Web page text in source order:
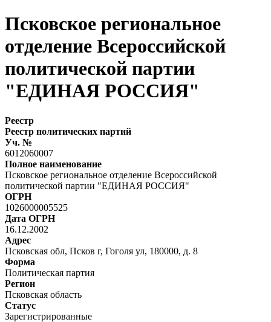
Псковское региональное
отделение Всероссийской
политической партии
"ЕДИНАЯ РОССИЯ"
Реестр
Реестр политических партий
Уч. №
6012060007
Полное наименование
Псковское региональное отделение Всероссийской
политической партии "ЕДИНАЯ РОССИЯ"
ОГРН
1026000005525
Дата ОГРН
16.12.2002
Адрес
Псковская обл, Псков г, Гоголя ул, 180000, д. 8
Форма
Политическая партия
Регион
Псковская область
Статус
Зарегистрированные